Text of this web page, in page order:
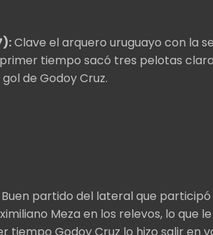
Clave el arquero uruguayo con la
tiempo sacó tres pelotas
de Godoy Cruz.
Buen partido del lateral que participó
Meza en los relevos, lo que